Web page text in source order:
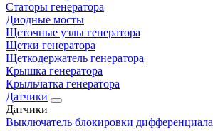
Статоры генератора
Диодные мосты
Щеточные узлы генератора
Щетки генератора
Щеткодержатель генератора
Крышка генератора
Крыльчатка генератора
Датчики
Датчики
Выключатель блокировки дифференциала